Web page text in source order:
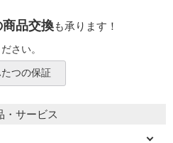
品交換も承ります！
さい。
つの保証
・サービス